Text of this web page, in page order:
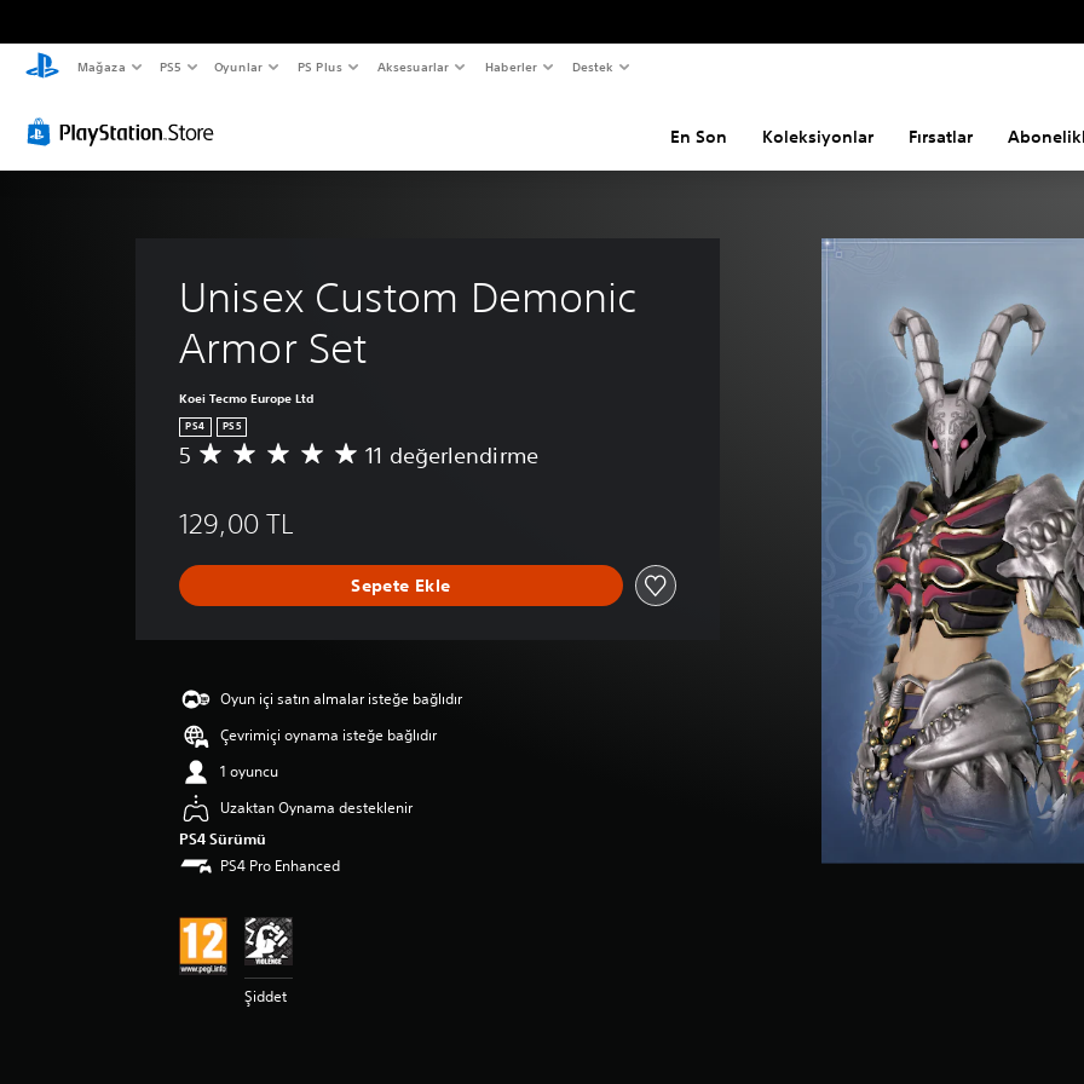
Mağaza PS5 Oyunlar PS Plus Aksesuarlar Haberler Destek
En Son Koleksiyonlar Fırsatlar
Unisex Custom Demonic
Armor Set
Koei Tecmo Europe Ltd
PS4 PS5
1
u
n
l
m
d
a
o
a
l
a
m
p
u
a
5 11 değerlendirme
129,00 TL
Sepete Ekle
Oyun içi satın almalar isteğe bağlıdır
Çevrimiçi oynama isteğe bağlıdır
1 oyuncu
Uzaktan Oynama desteklenir
PS4 Sürümü
PS4 Pro Enhanced
Şiddet